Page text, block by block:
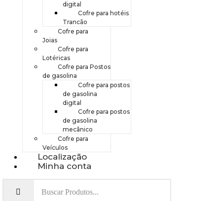
digital
Cofre para hotéis
Trancão
Cofre para
Joias
Cofre para
Lotéricas
Cofre para Postos
de gasolina
Cofre para postos
de gasolina
digital
Cofre para postos
de gasolina
mecânico
Cofre para
Veículos
Localização
Minha conta